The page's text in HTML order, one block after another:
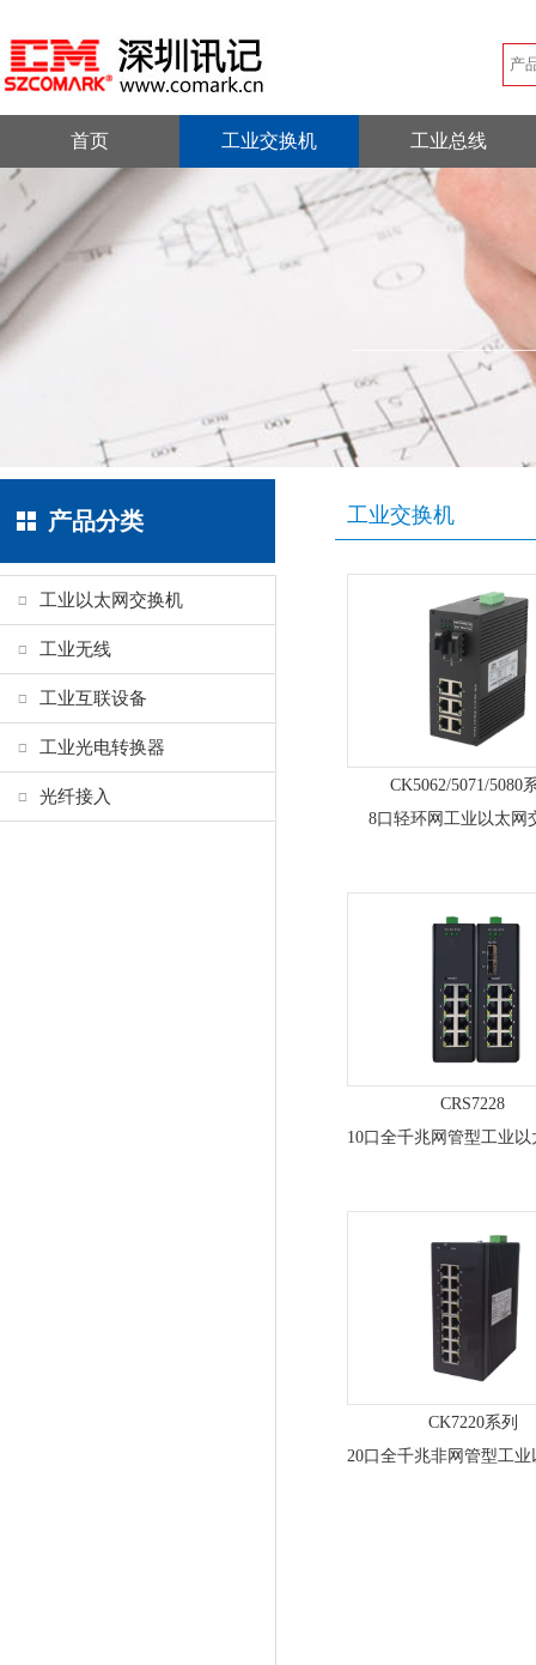
首页 工业交换机 工业总线
产品分类
工业以太网交换机
工业无线
工业互联设备
工业光电转换器
光纤接入
工业交换机
CK5062/5071/5080
8口轻环网工业以太网
CRS7228
CK7220系列